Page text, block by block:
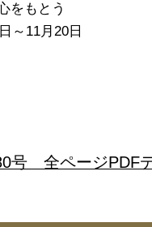
をもとう
～11月20日
号 全ページPDF